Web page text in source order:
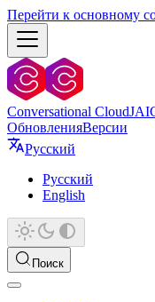
Перейти к основному
Conversational Cloud
ОбновленияВерсии
Русский
Русский
English
Поиск